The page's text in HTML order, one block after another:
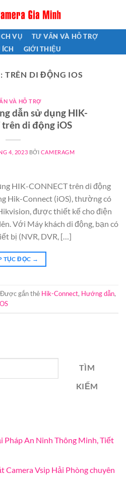
VỤ
TƯ VẤN VÀ HỖ TRỢ
ÍCH
GIỚI THIỆU
TRÊN DI ĐỘNG IOS
VÀ HỖ TRỢ
dẫn sử dụng HIK-
trên di động iOS
4, 2023 BỞI CAMERAGM
HIK-CONNECT trên di động
Hik-Connect (iOS), thường có
được thiết kế cho điện
Với Máy khách di động, bạn có
bị (NVR, DVR, […]
TỤC ĐỌC →
Được gắn thẻ Hik-Connect, Hướng dẫn,
TÌM
KIẾM
Pháp An Ninh Thông Minh, Tiết
Camera Vsip Hải Phòng chuyên